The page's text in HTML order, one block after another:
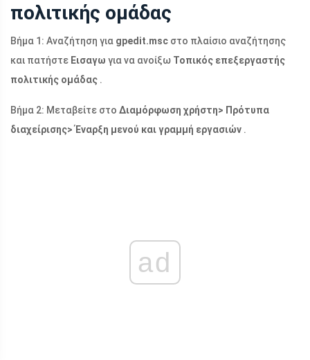
πολιτικής ομάδας
Βήμα 1: Αναζήτηση για gpedit.msc στο πλαίσιο αναζήτησης
και πατήστε Εισαγω για να ανοίξω Τοπικός επεξεργαστής
πολιτικής ομάδας .
Βήμα 2: Μεταβείτε στο Διαμόρφωση χρήστη> Πρότυπα
διαχείρισης> Έναρξη μενού και γραμμή εργασιών .
ad